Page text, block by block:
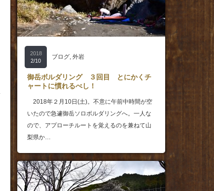
2018
2/10
ブログ, 外岩
御岳ボルダリング ３回目 とにかくチ
ャートに慣れるべし！
2018年２月10日(土)。不意に午前中時間が空
いたので急遽御岳ソロボルダリングへ。一人な
ので、アプローチルートを覚えるのを兼ねて山
梨県か…